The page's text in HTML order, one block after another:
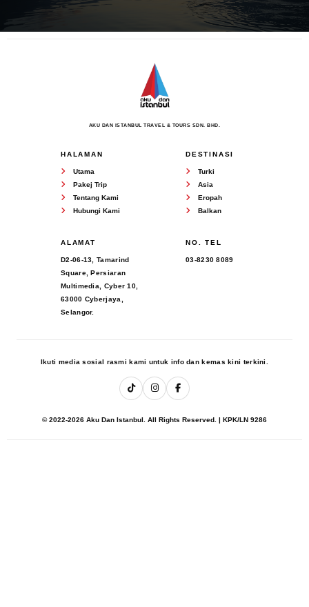
AKU DAN ISTANBUL TRAVEL & TOURS SDN. BHD.
HALAMAN
Utama
Pakej Trip
Tentang Kami
Hubungi Kami
DESTINASI
Turki
Asia
Eropah
Balkan
ALAMAT
D2-06-13, Tamarind
Square, Persiaran
Multimedia, Cyber 10,
63000 Cyberjaya,
Selangor.
NO. TEL
03-8230 8089
Ikuti media sosial rasmi kami untuk info dan kemas kini terkini.
© 2022-2026 Aku Dan Istanbul. All Rights Reserved. | KPK/LN 9286